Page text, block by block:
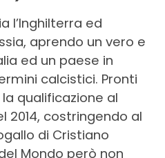
l’Inghilterra ed
aprendo un vero e
ed un paese in
calcistici. Pronti
qualificazione al
2014, costringendo al
di Cristiano
Mondo però non